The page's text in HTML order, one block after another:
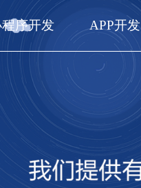
序开发 APP开发